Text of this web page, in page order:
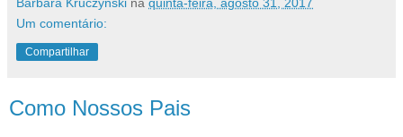
Um comentário:
Compartilhar
Como Nossos Pais